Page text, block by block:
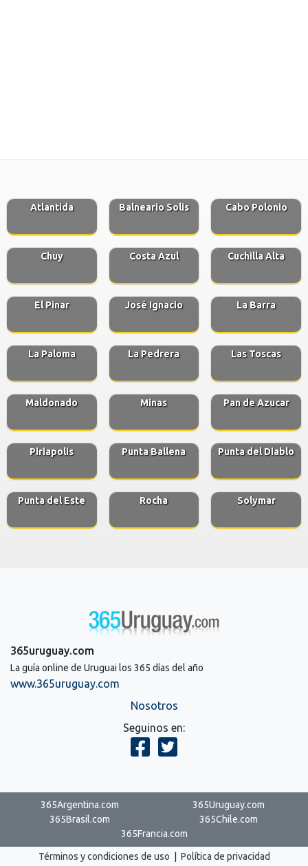
Atlantida Balneario Solis Cabo Polonio
Chuy Costa Azul Cuchilla Alta
El Pinar José Ignacio La Barra
La Paloma La Pedrera Las Toscas
Maldonado Minas Pan de Azucar
Piriapolis Punta Ballena Punta del Diablo
Punta del Este Rocha Solymar
365uruguay.com
La guía online de Uruguai los 365 días del año
www.365uruguay.com
Nosotros
Seguinos en:
365Argentina.com
365Uruguay.com
365Brasil.com
365Chile.com
365Francia.com
Términos y condiciones de uso Política de privacidad